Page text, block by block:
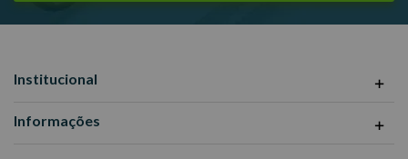
Institucional
Informações